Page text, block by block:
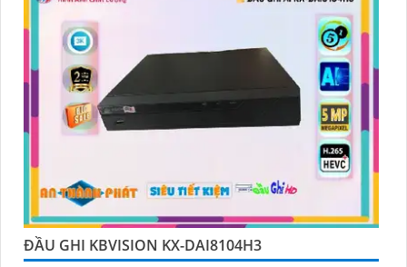
ĐẦU GHI KBVISION KX-DAI8104H3